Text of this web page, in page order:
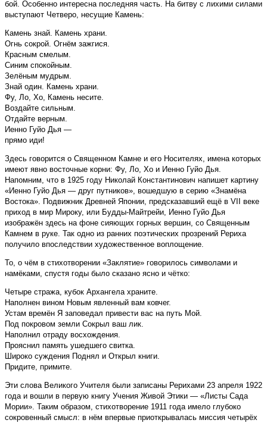
бой. Особенно интересна последняя часть. На битву с лихими силами
выступают Четверо, несущие Камень:
Камень знай. Камень храни.
Огнь сокрой. Огнём зажгися.
Красным смелым.
Синим спокойным.
Зелёным мудрым.
Знай один. Камень храни.
Фу, Ло, Хо, Камень несите.
Воздайте сильным.
Отдайте верным.
Иенно Гуйо Дья —
прямо иди!
Здесь говорится о Священном Камне и его Носителях, имена которых
имеют явно восточные корни: Фу, Ло, Хо и Иенно Гуйо Дья.
Напомним, что в 1925 году Николай Константинович напишет картину
«Иенно Гуйо Дья — друг путников», вошедшую в серию «Знамёна
Востока». Подвижник Древней Японии, предсказавший ещё в VII веке
приход в мир Мироку, или Будды-Майтрейи, Иенно Гуйо Дья
изображён здесь на фоне сияющих горных вершин, со Священным
Камнем в руке. Так одно из ранних поэтических прозрений Рериха
получило впоследствии художественное воплощение.
То, о чём в стихотворении «Заклятие» говорилось символами и
намёками, спустя годы было сказано ясно и чётко:
Четыре стража, кубок Архангела храните.
Наполнен вином Новым явленный вам ковчег.
Устам времён Я заповедал привести вас на путь Мой.
Под покровом земли Сокрыл ваш лик.
Наполнил отраду восхождения.
Прояснил память ушедшего свитка.
Широко суждения Поднял и Открыл книги.
Придите, примите.
Эти слова Великого Учителя были записаны Рерихами 23 апреля 1922
года и вошли в первую книгу Учения Живой Этики — «Листы Сада
Мории». Таким образом, стихотворение 1911 года имело глубоко
сокровенный смысл: в нём впервые приоткрывалась миссия четырёх